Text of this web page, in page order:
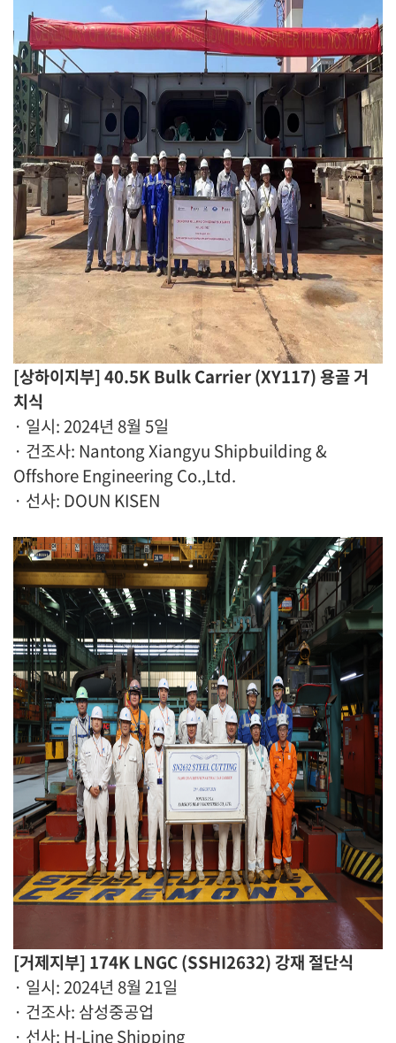
[상하이지부] 40.5K Bulk Carrier (XY117) 용골 거
치식
· 일시: 2024년 8월 5일
· 건조사: Nantong Xiangyu Shipbuilding &
Offshore Engineering Co.,Ltd.
· 선사: DOUN KISEN
[거제지부] 174K LNGC (SSHI2632) 강재 절단식
· 일시: 2024년 8월 21일
· 건조사: 삼성중공업
· 선사: H-Line Shipping